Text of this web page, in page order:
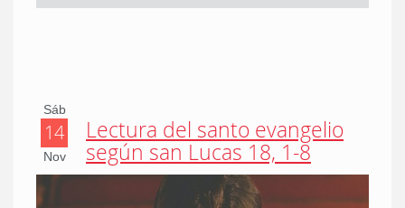
Sáb
14
Nov
Lectura del santo evangelio
según san Lucas 18, 1-8